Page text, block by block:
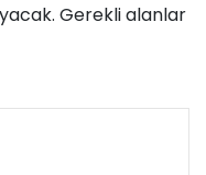
Gerekli alanlar